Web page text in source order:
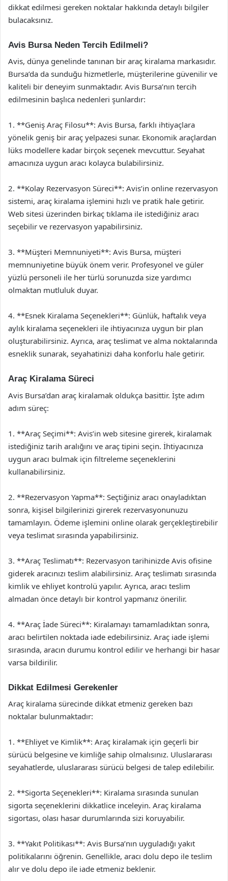
dikkat edilmesi gereken noktalar hakkında detaylı bilgiler
bulacaksınız.
Avis Bursa Neden Tercih Edilmeli?
Avis, dünya genelinde tanınan bir araç kiralama markasıdır.
Bursa’da da sunduğu hizmetlerle, müşterilerine güvenilir ve
kaliteli bir deneyim sunmaktadır. Avis Bursa’nın tercih
edilmesinin başlıca nedenleri şunlardır:
1. **Geniş Araç Filosu**: Avis Bursa, farklı ihtiyaçlara
yönelik geniş bir araç yelpazesi sunar. Ekonomik araçlardan
lüks modellere kadar birçok seçenek mevcuttur. Seyahat
amacınıza uygun aracı kolayca bulabilirsiniz.
2. **Kolay Rezervasyon Süreci**: Avis’in online rezervasyon
sistemi, araç kiralama işlemini hızlı ve pratik hale getirir.
Web sitesi üzerinden birkaç tıklama ile istediğiniz aracı
seçebilir ve rezervasyon yapabilirsiniz.
3. **Müşteri Memnuniyeti**: Avis Bursa, müşteri
memnuniyetine büyük önem verir. Profesyonel ve güler
yüzlü personeli ile her türlü sorunuzda size yardımcı
olmaktan mutluluk duyar.
4. **Esnek Kiralama Seçenekleri**: Günlük, haftalık veya
aylık kiralama seçenekleri ile ihtiyacınıza uygun bir plan
oluşturabilirsiniz. Ayrıca, araç teslimat ve alma noktalarında
esneklik sunarak, seyahatinizi daha konforlu hale getirir.
Araç Kiralama Süreci
Avis Bursa’dan araç kiralamak oldukça basittir. İşte adım
adım süreç:
1. **Araç Seçimi**: Avis’in web sitesine girerek, kiralamak
istediğiniz tarih aralığını ve araç tipini seçin. İhtiyacınıza
uygun aracı bulmak için filtreleme seçeneklerini
kullanabilirsiniz.
2. **Rezervasyon Yapma**: Seçtiğiniz aracı onayladıktan
sonra, kişisel bilgilerinizi girerek rezervasyonunuzu
tamamlayın. Ödeme işlemini online olarak gerçekleştirebilir
veya teslimat sırasında yapabilirsiniz.
3. **Araç Teslimatı**: Rezervasyon tarihinizde Avis ofisine
giderek aracınızı teslim alabilirsiniz. Araç teslimatı sırasında
kimlik ve ehliyet kontrolü yapılır. Ayrıca, aracı teslim
almadan önce detaylı bir kontrol yapmanız önerilir.
4. **Araç İade Süreci**: Kiralamayı tamamladıktan sonra,
aracı belirtilen noktada iade edebilirsiniz. Araç iade işlemi
sırasında, aracın durumu kontrol edilir ve herhangi bir hasar
varsa bildirilir.
Dikkat Edilmesi Gerekenler
Araç kiralama sürecinde dikkat etmeniz gereken bazı
noktalar bulunmaktadır:
1. **Ehliyet ve Kimlik**: Araç kiralamak için geçerli bir
sürücü belgesine ve kimliğe sahip olmalısınız. Uluslararası
seyahatlerde, uluslararası sürücü belgesi de talep edilebilir.
2. **Sigorta Seçenekleri**: Kiralama sırasında sunulan
sigorta seçeneklerini dikkatlice inceleyin. Araç kiralama
sigortası, olası hasar durumlarında sizi koruyabilir.
3. **Yakıt Politikası**: Avis Bursa’nın uyguladığı yakıt
politikalarını öğrenin. Genellikle, aracı dolu depo ile teslim
alır ve dolu depo ile iade etmeniz beklenir.